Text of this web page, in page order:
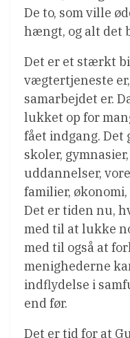
De to, som ville
hængt, og alt det
Det er et stærkt
vægtertjeneste
samarbejdet er.
lukket op for
fået indgang. Det
skoler,
uddannelser,
familier,
Det er tiden nu,
med til at lukke
med til også at
menighederne
indflydelse i
end før.
Det er tid for at